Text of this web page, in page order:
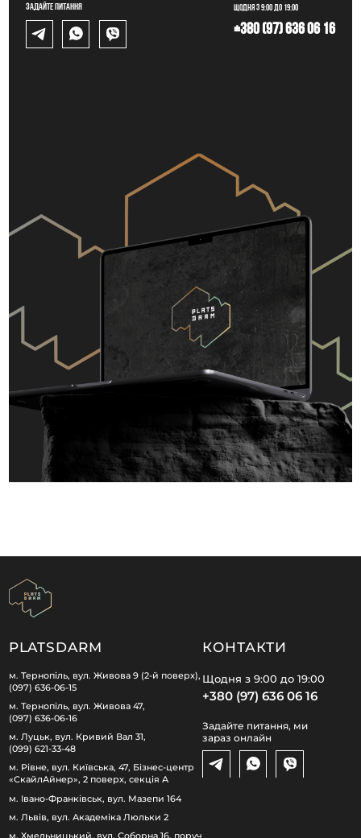
Задайте питання Щодня з 9:00 до 19:00
+380 (97) 636 06 16
PLATSDARM
м. Тернопіль, вул. Живова 9 (2-й поверх),
(097) 636-06-15
м. Тернопіль, вул. Живова 47,
(097) 636-06-16
м. Луцьк, вул. Кривий Вал 31,
(099) 621-33-48
м. Рівне, вул. Київська, 47, Бізнес-центр
«СкайлАйнер», 2 поверх, секція А
м. Івано-Франківськ, вул. Мазепи 164
м. Львів, вул. Академіка Люльки 2
м. Хмельницький, вул. Соборна 16, поруч
КОНТАКТИ
Щодня з 9:00 до 19:00
+380 (97) 636 06 16
Задайте питання, ми
зараз онлайн